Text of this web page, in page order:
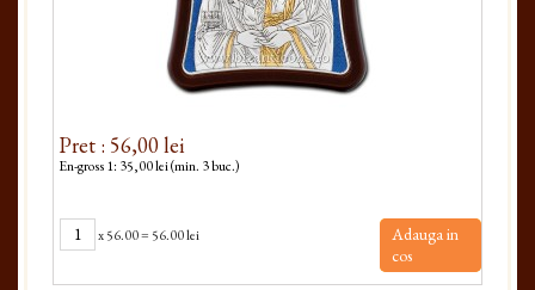
Pret : 56,00 lei
En-gross 1: 35,00 lei (min. 3 buc.)
x56.00= 56.00 lei
Adauga in
cos